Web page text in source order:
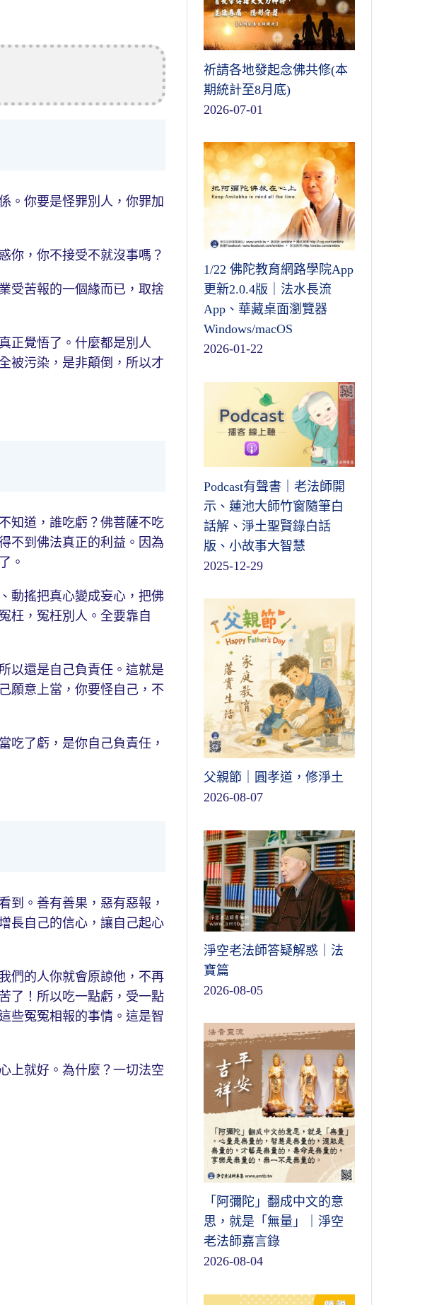
。你要是怪罪別人，你罪加
你，你不接受不就沒事嗎？
受苦報的一個緣而已，取捨
正覺悟了。什麼都是別人
被污染，是非顛倒，所以才
知道，誰吃虧？佛菩薩不吃
不到佛法真正的利益。因為
。
動搖把真心變成妄心，把佛
枉，冤枉別人。全要靠自
以還是自己負責任。這就是
願意上當，你要怪自己，不
吃了虧，是你自己負責任，
到。善有善果，惡有惡報，
長自己的信心，讓自己起心
們的人你就會原諒他，不再
了！所以吃一點虧，受一點
些冤冤相報的事情。這是智
上就好。為什麼？一切法空
祈請各地發起念佛共修(本
期統計至8月底)
2026-07-01
1/22 佛陀教育網路學院App
更新2.0.4版｜法水長流
App、華藏桌面瀏覽器
Windows/macOS
2026-01-22
Podcast有聲書｜老法師開
示、蓮池大師竹窗隨筆白
話解、淨土聖賢錄白話
版、小故事大智慧
2025-12-29
父親節｜圓孝道，修淨土
2026-08-07
淨空老法師答疑解惑｜法
寶篇
2026-08-05
「阿彌陀」翻成中文的意
思，就是「無量」｜淨空
老法師嘉言錄
2026-08-04